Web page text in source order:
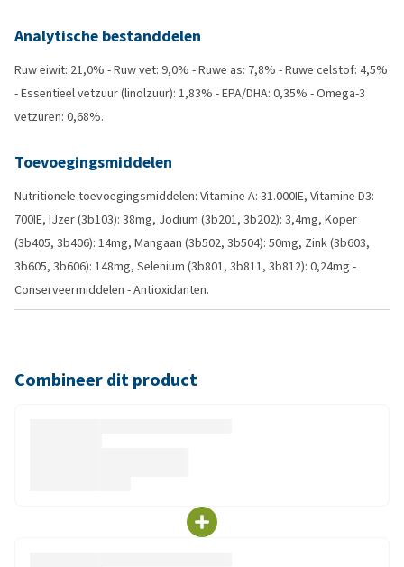
Analytische bestanddelen
Ruw eiwit: 21,0% - Ruw vet: 9,0% - Ruwe as: 7,8% - Ruwe celstof: 4,5%
- Essentieel vetzuur (linolzuur): 1,83% - EPA/DHA: 0,35% - Omega-3
vetzuren: 0,68%.
Toevoegingsmiddelen
Nutritionele toevoegingsmiddelen: Vitamine A: 31.000IE, Vitamine D3:
700IE, IJzer (3b103): 38mg, Jodium (3b201, 3b202): 3,4mg, Koper
(3b405, 3b406): 14mg, Mangaan (3b502, 3b504): 50mg, Zink (3b603,
3b605, 3b606): 148mg, Selenium (3b801, 3b811, 3b812): 0,24mg -
Conserveermiddelen - Antioxidanten.
Combineer dit product